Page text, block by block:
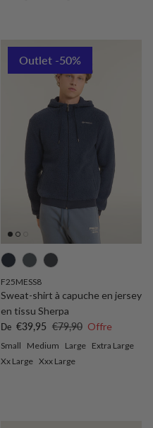
Outlet -50%
F25MESS8
Sweat-shirt à capuche en jersey
en tissu Sherpa
Prix soldé
De €39,95 Prix habituel
€79,90 Offre
Small Medium Large Extra Large
Xx Large Xxx Large